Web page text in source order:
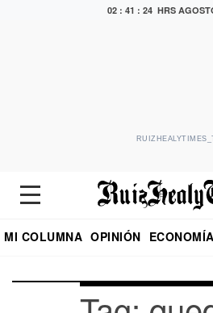
02 : 41 : 24 HRS
MI COLUMNA OPINIÓN